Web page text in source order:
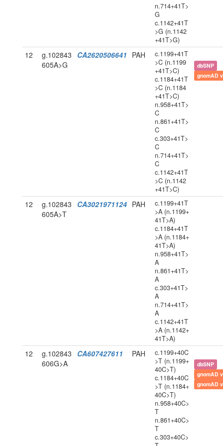
n.714+41T>
G
c.1142+41T
>G (n.1142
+41T>G)
12
g.102843
605A>G
CA2620506641 PAH
c.1199+41T
>C (n.1199
+41T>C)
c.1184+41T
>C (n.1184
+41T>C)
n.958+41T>
C
n.861+41T>
C
c.303+41T>
C
n.714+41T>
C
c.1142+41T
>C (n.1142
+41T>C)
dbSNP
gnomAD
12
g.102843
605A>T
CA3021971124 PAH
c.1199+41T
>A (n.1199+
41T>A)
c.1184+41T
>A (n.1184+
41T>A)
n.958+41T>
A
n.861+41T>
A
c.303+41T>
A
n.714+41T>
A
c.1142+41T
>A (n.1142+
41T>A)
12
g.102843
606G>A
CA607427611 PAH
c.1199+40C
>T (n.1199+
40C>T)
c.1184+40C
>T (n.1184+
40C>T)
n.958+40C>
T
n.861+40C>
T
c.303+40C>
dbSNP
gnomAD
gnomAD